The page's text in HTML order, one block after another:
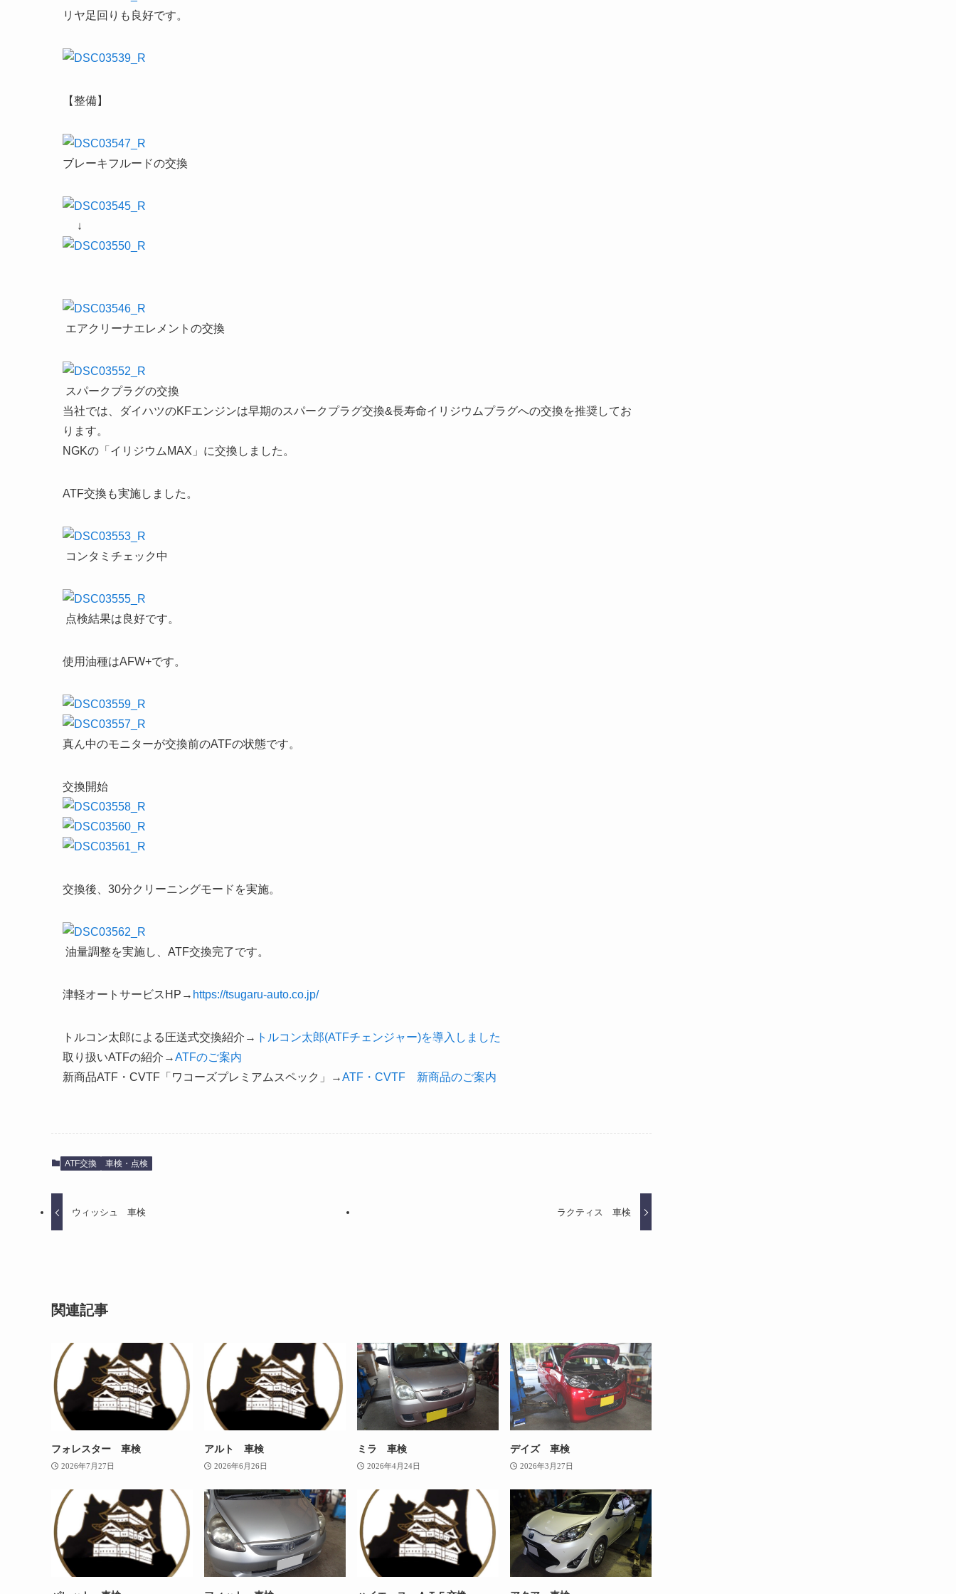
リヤ足回りも良好です。
【整備】
ブレーキフルードの交換
↓
エアクリーナエレメントの交換
スパークプラグの交換
当社では、ダイハツのKFエンジンは早期のスパークプラグ交換&長寿命イリジウムプラグへの交換を推奨してお
ります。
NGKの「イリジウムMAX」に交換しました。
ATF交換も実施しました。
コンタミチェック中
点検結果は良好です。
使用油種はAFW+です。
真ん中のモニターが交換前のATFの状態です。
交換開始
交換後、30分クリーニングモードを実施。
油量調整を実施し、ATF交換完了です。
津軽オートサービスHP→ https://tsugaru-auto.co.jp/
トルコン太郎による圧送式交換紹介→ トルコン太郎(ATFチェンジャー)を導入しました
取り扱いATFの紹介→ATFのご案内
新商品ATF・CVTF「ワコーズプレミアムスペック」→ATF・CVTF 新商品のご案内
ATF交換 車検・点検
ウィッシュ 車検 ラクティス 車検
関連記事
フォレスター 車検
2026年7月27日
アルト 車検
2026年6月26日
ミラ 車検
2026年4月24日
デイズ 車検
2026年3月27日